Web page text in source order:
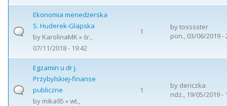
Ekonomia menedżerska
S. Huderek-Glapska
by KarolinaMK» śr.,
07/11/2018 - 19:42
1 bytosssster
pon., 03/06/2019 -
Egzamin u dr j.
Przybylskiej-finanse
publiczne
by mika95 » wt.,
1 by dericzka
ndz., 19/05/2019 -